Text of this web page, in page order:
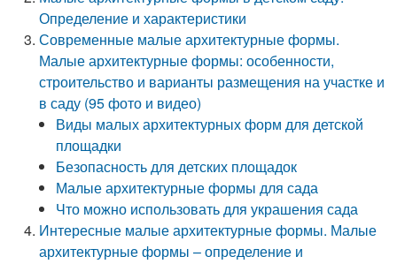
Определение и характеристики
Современные малые архитектурные формы.
Малые архитектурные формы: особенности,
строительство и варианты размещения на участке и
в саду (95 фото и видео)
Виды малых архитектурных форм для детской
площадки
Безопасность для детских площадок
Малые архитектурные формы для сада
Что можно использовать для украшения сада
Интересные малые архитектурные формы. Малые
архитектурные формы – определение и